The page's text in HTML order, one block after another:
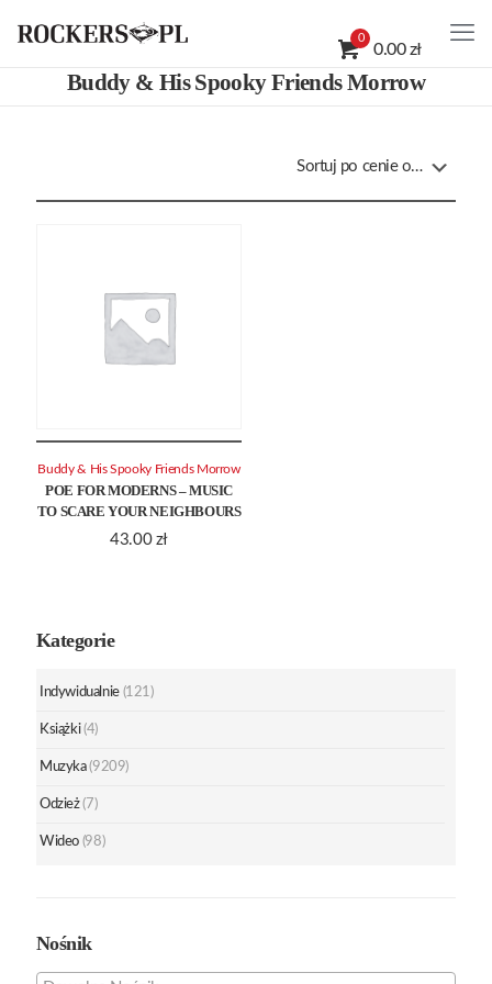
0
0.00 zł
Buddy & His Spooky Friends Morrow
POE FOR MODERNS – MUSIC
TO SCARE YOUR NEIGHBOURS
43.00 zł
Buddy & His Spooky Friends Morrow
Kategorie
Indywidualnie (121)
Książki (4)
Muzyka (9209)
Odzież (7)
Wideo (98)
Nośnik